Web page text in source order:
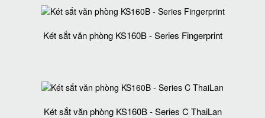
Két sắt văn phòng KS160B - Series Fingerprint
Két sắt văn phòng KS160B - Series C ThaiLan